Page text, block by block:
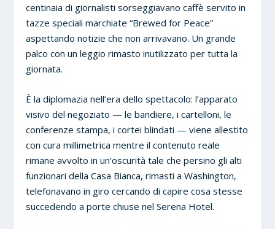
centinaia di giornalisti sorseggiavano caffè servito in
tazze speciali marchiate “Brewed for Peace”
aspettando notizie che non arrivavano. Un grande
palco con un leggio rimasto inutilizzato per tutta la
giornata.
È la diplomazia nell’era dello spettacolo: l’apparato
visivo del negoziato — le bandiere, i cartelloni, le
conferenze stampa, i cortei blindati — viene allestito
con cura millimetrica mentre il contenuto reale
rimane avvolto in un’oscurità tale che persino gli alti
funzionari della Casa Bianca, rimasti a Washington,
telefonavano in giro cercando di capire cosa stesse
succedendo a porte chiuse nel Serena Hotel.